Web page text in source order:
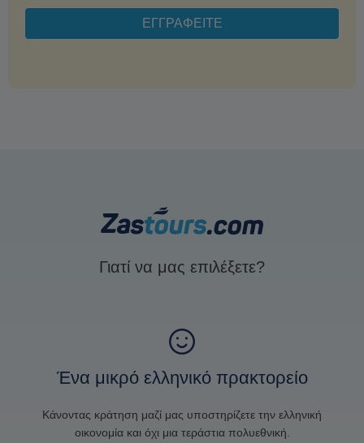
Γιατί να μας επιλέξετε?
Ένα μικρό ελληνικό πρακτορείο
Κάνοντας κράτηση μαζί μας υποστηρίζετε την ελληνική
οικονομία και όχι μια τεράστια πολυεθνική.